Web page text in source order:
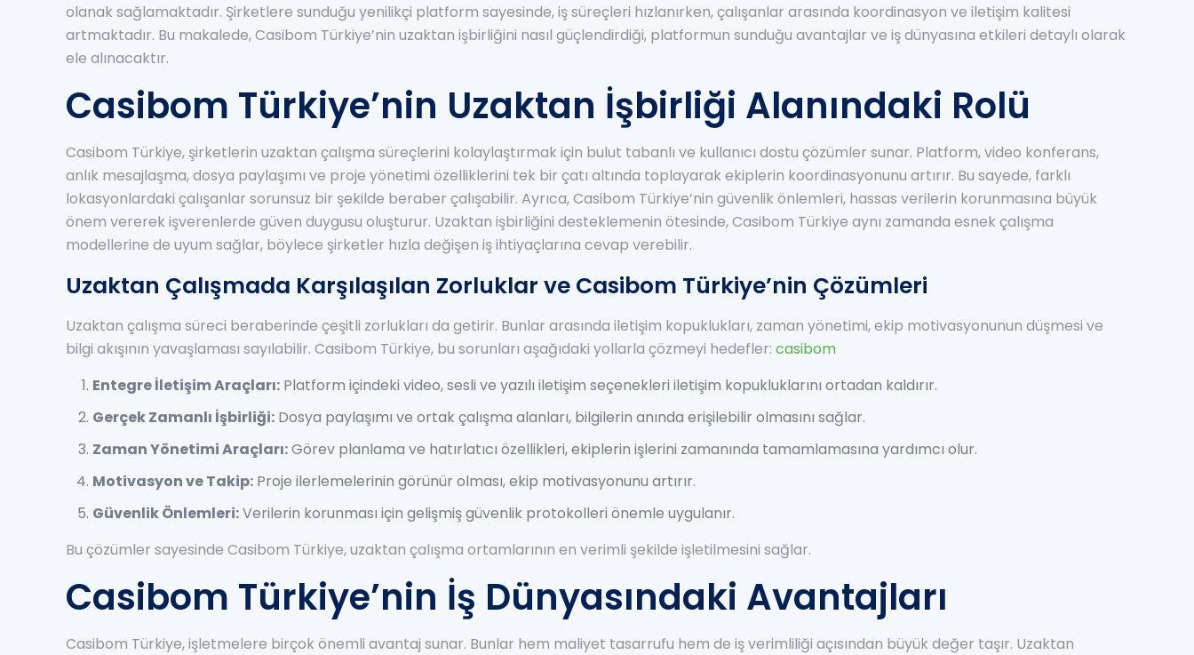
olanak sağlamaktadır. Şirketlere sunduğu yenilikçi platform sayesinde, iş süreçleri hızlanırken, çalışanlar arasında koordinasyon ve iletişim kalitesi
artmaktadır. Bu makalede, Casibom Türkiye’nin uzaktan işbirliğini nasıl güçlendirdiği, platformun sunduğu avantajlar ve iş dünyasına etkileri detaylı olarak
ele alınacaktır.
Casibom Türkiye’nin Uzaktan İşbirliği Alanındaki Rolü
Casibom Türkiye, şirketlerin uzaktan çalışma süreçlerini kolaylaştırmak için bulut tabanlı ve kullanıcı dostu çözümler sunar. Platform, video konferans,
anlık mesajlaşma, dosya paylaşımı ve proje yönetimi özelliklerini tek bir çatı altında toplayarak ekiplerin koordinasyonunu artırır. Bu sayede, farklı
lokasyonlardaki çalışanlar sorunsuz bir şekilde beraber çalışabilir. Ayrıca, Casibom Türkiye’nin güvenlik önlemleri, hassas verilerin korunmasına büyük
önem vererek işverenlerde güven duygusu oluşturur. Uzaktan işbirliğini desteklemenin ötesinde, Casibom Türkiye aynı zamanda esnek çalışma
modellerine de uyum sağlar, böylece şirketler hızla değişen iş ihtiyaçlarına cevap verebilir.
Uzaktan Çalışmada Karşılaşılan Zorluklar ve Casibom Türkiye’nin Çözümleri
Uzaktan çalışma süreci beraberinde çeşitli zorlukları da getirir. Bunlar arasında iletişim kopuklukları, zaman yönetimi, ekip motivasyonunun düşmesi ve
bilgi akışının yavaşlaması sayılabilir. Casibom Türkiye, bu sorunları aşağıdaki yollarla çözmeyi hedefler:casibom
Entegre İletişim Araçları: Platform içindeki video, sesli ve yazılı iletişim seçenekleri iletişim kopukluklarını ortadan kaldırır.
Gerçek Zamanlı İşbirliği: Dosya paylaşımı ve ortak çalışma alanları, bilgilerin anında erişilebilir olmasını sağlar.
Zaman Yönetimi Araçları:Görev planlama ve hatırlatıcı özellikleri, ekiplerin işlerini zamanında tamamlamasına yardımcı olur.
Motivasyon ve Takip: Proje ilerlemelerinin görünür olması, ekip motivasyonunu artırır.
Güvenlik Önlemleri:Verilerin korunması için gelişmiş güvenlik protokolleri önemle uygulanır.
Bu çözümler sayesinde Casibom Türkiye, uzaktan çalışma ortamlarının en verimli şekilde işletilmesini sağlar.
Casibom Türkiye’nin İş Dünyasındaki Avantajları
Casibom Türkiye, işletmelere birçok önemli avantaj sunar. Bunlar hem maliyet tasarrufu hem de iş verimliliği açısından büyük değer taşır. Uzaktan